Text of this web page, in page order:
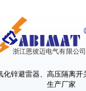
化锌避雷器、高压隔离
生产厂家